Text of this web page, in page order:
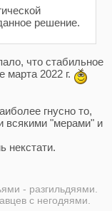
решение.
что стабильное
марта 2022 г.
гнусно то,
всякими "мерами" и
некстати.
- разгильдяями.
с негодяями.